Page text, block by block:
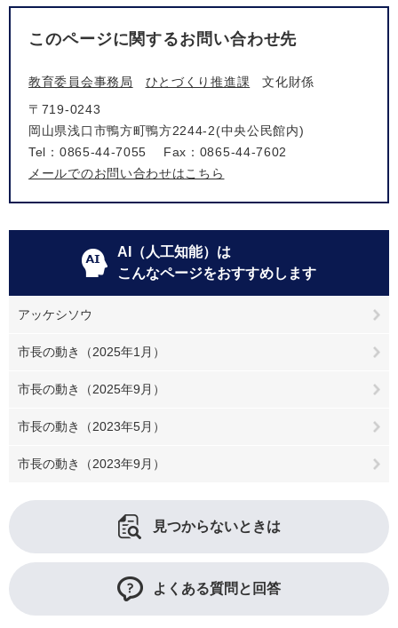
このページに関するお問い合わせ先
教育委員会事務局 ひとづくり推進課
文化財係
〒719-0243
岡山県浅口市鴨方町鴨方2244-2(中央公民館内)
Tel：0865-44-7055
Fax：0865-44-7602
メールでのお問い合わせはこちら
AI（人工知能）は
こんなページをおすすめします
アッケシソウ
市長の動き（2025年1月）
市長の動き（2025年9月）
市長の動き（2023年5月）
市長の動き（2023年9月）
見つからないときは
よくある質問と回答